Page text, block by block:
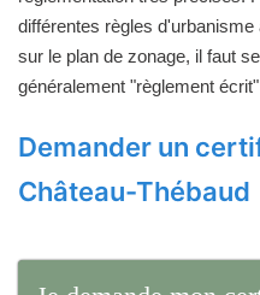
différentes règles
sur le plan de zonage, il faut
généralement "règlement
Demander un
Château-Thébaud